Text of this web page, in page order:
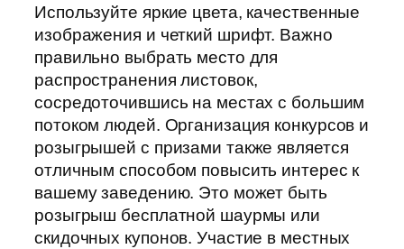
Используйте яркие цвета, качественные
изображения и четкий шрифт. Важно
правильно выбрать место для
распространения листовок,
сосредоточившись на местах с большим
потоком людей. Организация конкурсов и
розыгрышей с призами также является
отличным способом повысить интерес к
вашему заведению. Это может быть
розыгрыш бесплатной шаурмы или
скидочных купонов. Участие в местных